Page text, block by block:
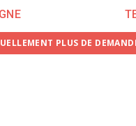
PLUS DE